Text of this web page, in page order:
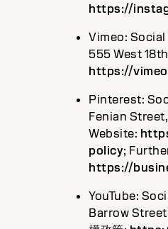
https://
Vimeo:
555 West
https://
Pinterest:
Fenian
Website:
policy;
https://
YouTube:
Barrow